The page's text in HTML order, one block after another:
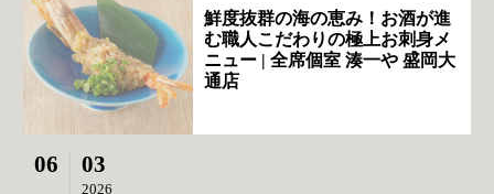
鮮度抜群の海の恵み！お酒が進
む職人こだわりの極上お刺身メ
ニュー | 全席個室 湊一や 盛岡大
通店
06 03
2026